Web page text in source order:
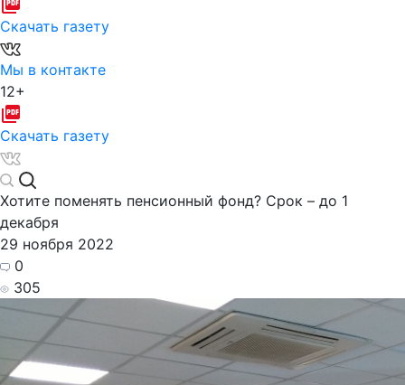
Скачать газету
Мы в контакте
12+
Скачать газету
Хотите поменять пенсионный фонд? Срок – до 1
декабря
29 ноября 2022
0
305